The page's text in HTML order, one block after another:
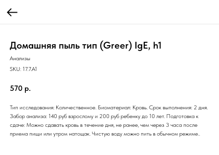
Домашняя пыль тип (Greer) IgE, h1
Анализы
SKU: 17.7.A1
570 р.
Тип исследования: Количественное. Биоматериал: Кровь. Срок выполнения: 2 дня.
Забор анализа: 140 руб взрослому и 200 руб ребенку до 10 лет. Подготовка к
сдаче: Можно сдавать кровь в течение дня, не ранее, чем через 3 часа после
приема пищи или утром натощак. Чистую воду можно пить в обычном режиме..